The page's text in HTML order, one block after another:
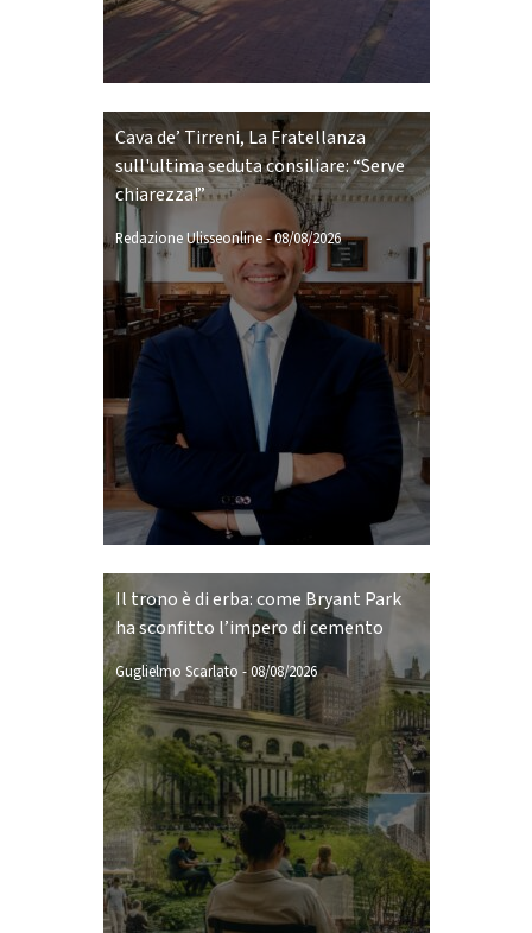
Cava de’ Tirreni, La Fratellanza
sull'ultima seduta consiliare: “Serve
chiarezza!”
Redazione Ulisseonline-08/08/2026
Il trono è di erba: come Bryant Park
ha sconfitto l’impero di cemento
Guglielmo Scarlato -08/08/2026